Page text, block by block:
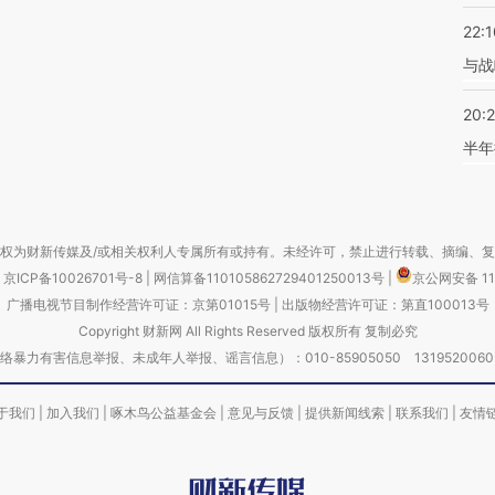
与
半
为财新传媒及/或相关权利人专属所有或持有。未经许可，禁止进行转载、摘编、
京ICP备10026701号-8
网信算备110105862729401250013号
京公网安备
广播电视节目制作经营许可证：京第01015号| 出版物经营许可证：第直100013号
Copyright 财新网 All Rights Reserved 版权所有 复制必究
暴力有害信息举报、未成年人举报、谣言信息）：010-85905050
我们 加入我们 啄木鸟公益基金会 意见与反馈 提供新闻线索 联系我们 友情